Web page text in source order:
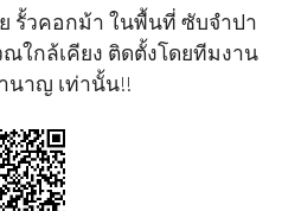
รั้วคอกม้า ในพื้นที่ ซับจำปา
ใกล้เคียง ติดตั้งโดยทีมงาน
นาญ เท่านั้น!!